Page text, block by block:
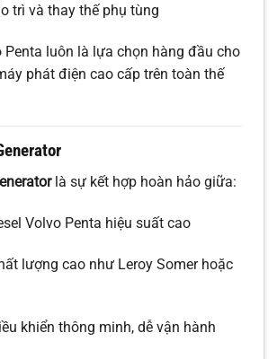
trì và thay thế phụ tùng
Penta luôn là lựa chọn hàng đầu cho
phát điện cao cấp trên toàn thế
là sự kết hợp hoàn hảo giữa:
Volvo Penta hiệu suất cao
lượng cao như Leroy Somer hoặc
khiển thông minh, dễ vận hành